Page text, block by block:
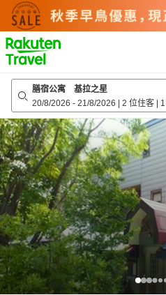
to
top
page
膳宿公寓 基拉之星
20/8/2026 - 21/8/2026 | 2 位住客 |